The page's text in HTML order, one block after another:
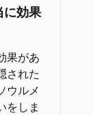
に効果
果があ
された
ウルメ
をしま